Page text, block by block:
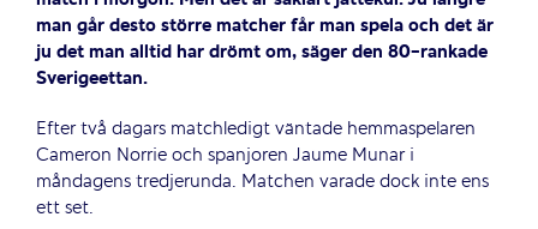
man går desto större matcher får man spela och det är
ju det man alltid har drömt om, säger den 80-rankade
Sverigeettan.
Efter två dagars matchledigt väntade hemmaspelaren
Cameron Norrie och spanjoren Jaume Munar i
måndagens tredjerunda. Matchen varade dock inte ens
ett set.